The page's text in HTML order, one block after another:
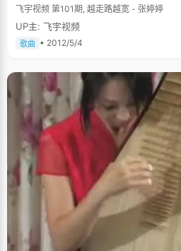
飞宇视频 第101期, 越走路越宽 - 张婷婷
UP主: 飞宇视频
歌曲 • 2012/5/4